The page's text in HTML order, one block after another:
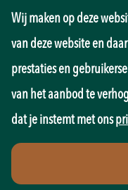
Management
Marketing
Overheid
Pedagogiek
Productie
Retail
Sales
Transport
Wij maken op deze
van deze website en
prestaties en
van het aanbod te
dat je instemt met ons